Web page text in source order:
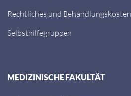
Rechtliches und Behandlungskosten
Selbsthilfegruppen
MEDIZINISCHE FAKULTÄT